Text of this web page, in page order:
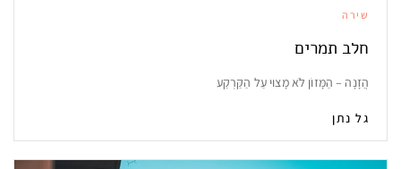
שירה
חלב תמרים
הֲזָנָה – הַמָּזוֹן לֹא מָצוּי עַל הַקַּרְקַע
גל נתן